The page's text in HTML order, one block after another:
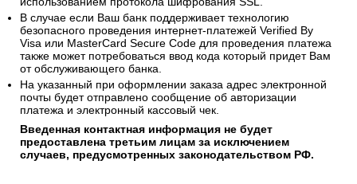
В случае если Ваш банк поддерживает технологию
безопасного проведения интернет-платежей Verified By
Visa или MasterCard Secure Code для проведения платежа
также может потребоваться ввод кода который придет Вам
от обслуживающего банка.
На указанный при оформлении заказа адрес электронной
почты будет отправлено сообщение об авторизации
платежа и электронный кассовый чек.
Введенная контактная информация не будет
предоставлена третьим лицам за исключением
случаев, предусмотренных законодательством РФ.